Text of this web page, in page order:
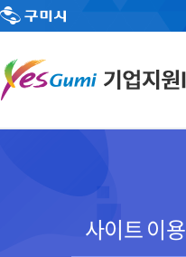
사이트 이용